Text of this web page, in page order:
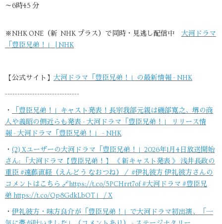
～6時45 分
※NHK ONE（新 NHK プラス）で同時・見逃し配信中
大河ドラマ
「豊臣兄弟！」 | NHK
【公式サイト】 大河ドラマ「豊臣兄弟！」の最新情報 - NHK
------------------------------
・
「豊臣兄弟！」キャスト発表！長宗我部元親は磯部寛之、堺の商
人や義昭の側近らも発表 - 大河ドラマ「豊臣兄弟！」 リリース情
報 - 大河ドラマ「豊臣兄弟！」 - NHK
・ (2) Xユーザーの大河ドラマ「豊臣兄弟！」2026年1月4日放送開始
さん: 「大河ドラマ【豊臣兄弟！】 《 新キャスト発表 》 浅井長政の
重臣 #遠藤直経（えんどう なおつね）／ #伊礼彼方 伊礼彼方さんの
コメントはこちら 🔗https://t.co/5PCHrrt7of #大河ドラマ #豊臣兄
弟 https://t.co/Qp8GdkLbOT」 / X
・ 伊礼彼方・味方良介が「豊臣兄弟！」で大河ドラマ初出演、「一